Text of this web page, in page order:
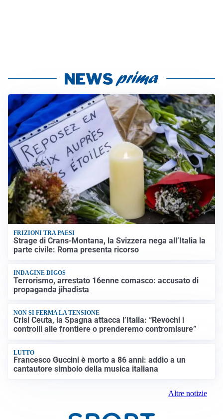
FRIZIONI TRA PAESI
Strage di Crans-Montana, la Svizzera nega all’Italia la
parte civile: Roma presenta ricorso
INDAGINE DIGOS
Terrorismo, arrestato 16enne comasco: accusato di
propaganda jihadista
NON SI FERMA LA TENSIONE
Crisi Ceuta, la Spagna attacca l’Italia: “Revochi i
controlli alle frontiere o prenderemo contromisure”
LUTTO
Francesco Guccini è morto a 86 anni: addio a un
cantautore simbolo della musica italiana
Altre notizie